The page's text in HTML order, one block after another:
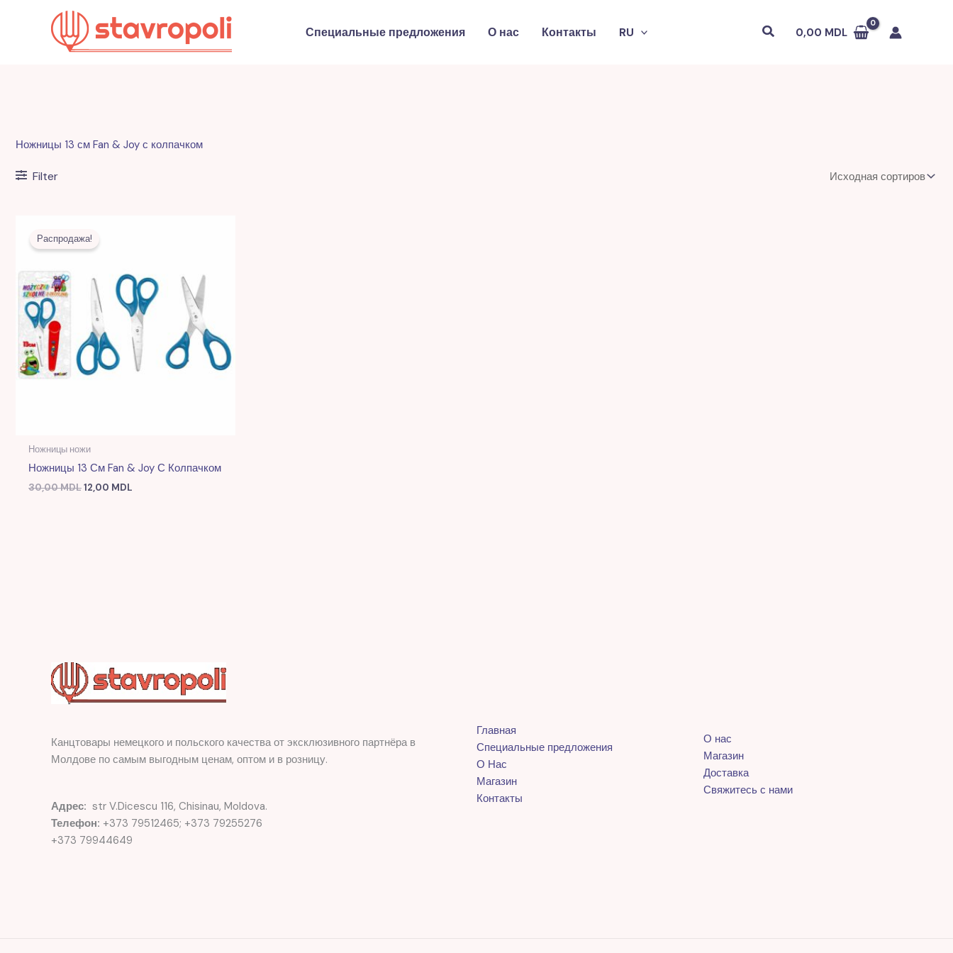
содержимому
Специальные предложения О нас Контакты RU Поиск0,00 MDL
Ножницы 13 см Fan & Joy с колпачком
Filter
Распродажа!
Ножницы ножи
Ножницы 13 См Fan & Joy С Колпачком
30,00MDL
цена
составляла
12,00 MDL
Канцтовары немецкого и польского качества от эксклюзивного партнёра в
Молдове по самым выгодным ценам, оптом и в розницу.
Адрес: str V.Dicescu 116, Chisinau, Moldova.
Телефон: +373 79512465; +373 79255276
+373 79944649
Главная
Специальные предложения
О Нас
Магазин
Контакты
О нас
Магазин
Доставка
Свяжитесь с нами